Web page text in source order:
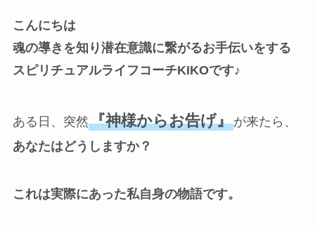
こんにちは
魂の導きを知り潜在意識に繋がるお手伝いをする
スピリチュアルライフコーチKIKOです♪
ある日、突然『神様からお告げ』が来たら、
あなたはどうしますか？
これは実際にあった私自身の物語です。